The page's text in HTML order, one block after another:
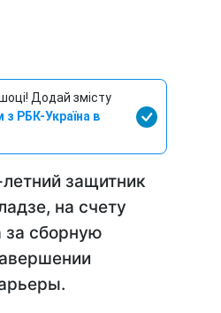
Додай змісту
з РБК-Україна в
защитник
на счету
за сборную